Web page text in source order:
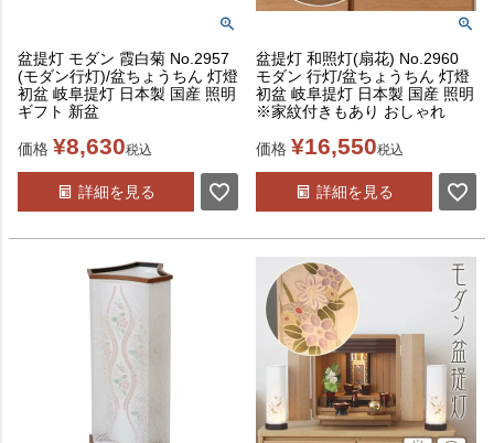
盆提灯 モダン 霞白菊 No.2957
(モダン行灯)/盆ちょうちん 灯燈
初盆 岐阜提灯 日本製 国産 照明
ギフト 新盆
価格 ¥8,630税込
詳細を見る
盆提灯 和照灯(扇花) No.2960
モダン 行灯/盆ちょうちん 灯燈
初盆 岐阜提灯 日本製 国産 照明
※家紋付きもあり おしゃれ
価格 ¥16,550税込
詳細を見る